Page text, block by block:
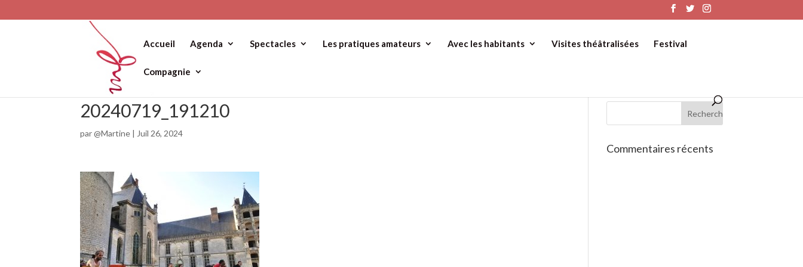
Accueil Agenda Spectacles Les pratiques amateurs Avec les habitants Visites théâtralisées Festival
Compagnie
20240719_191210
par@Martine | Juil 26, 2024
Commentaires récents